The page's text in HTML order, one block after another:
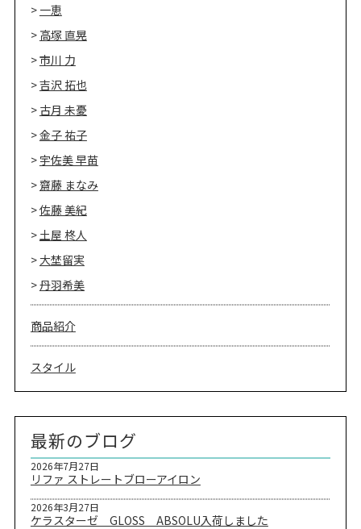
一恵
高塚 直晃
市川 力
吉沢 拓也
古月 未憂
金子 祐子
宇佐美 早苗
齋藤 まなみ
佐藤 美紀
土屋 柊人
大埜留実
丹羽希美
商品紹介
スタイル
最新のブログ
リファ ストレートブローアイロン
2026年7月27日
ケラスターゼ GLOSS ABSOLU入荷しました
2026年3月27日